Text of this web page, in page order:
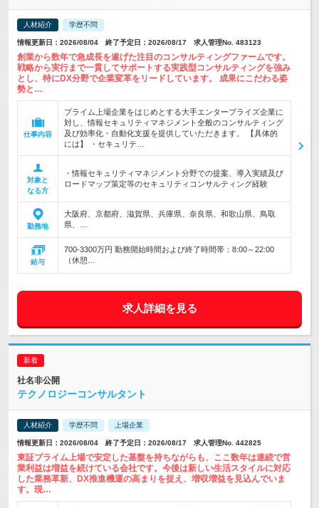
人材紹介 学歴不問
情報更新日：2026/08/04 終了予定日：2026/08/17 求人管理No. 483123
創業から数年で急成長を遂げた注目のコンサルティングファームです。
戦略から実行まで一貫してサポートする実践型コンサルティングを強み
とし、特にDX分野で企業変革をリードしています。 成果にこだわる姿
勢と…
仕事内容
プライム上場企業をはじめとする大手エンタープライズ企業に
対し、情報セキュリティマネジメント全般のコンサルティング
及び効率化・自動化支援を提供していただきます。 【具体的
には】 ・セキュリテ…
対象と
なる方
・情報セキュリティマネジメント分野での提案、導入実績及び
ロードマップ策定等のセキュリティコンサルティング経験
勤務地
大阪府、京都府、滋賀県、兵庫県、奈良県、和歌山県、鳥取
県、…
給与
700-3300万円 勤務開始時間および終了時間帯：8:00～22:00
（休憩…
求人詳細を見る
社名非公開
テクノロジーコンサルタント
人材紹介 学歴不問 上場企業
情報更新日：2026/08/04 終了予定日：2026/08/17 求人管理No. 442825
東証プライム上場で安定した基盤を持ちながらも、ここ数年は連続で営
業利益は増益を続けている会社です。今後は新しい生活スタイルに対応
した業務革新、DX推進機運の高まりを捉え、増収増益を見込んでいま
す。現…